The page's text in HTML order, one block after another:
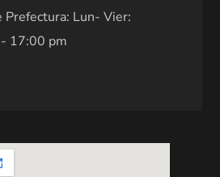
Prefectura: Lun- Vier:
17:00 pm